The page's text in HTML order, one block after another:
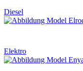
Diesel
Elektro